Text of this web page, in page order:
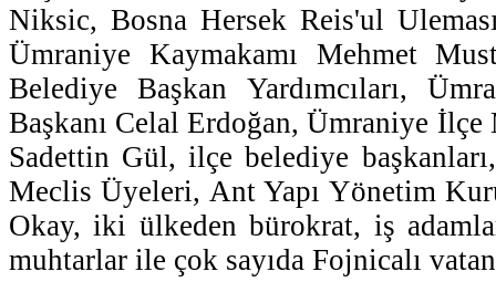
Niksic, Bosna Hersek Reis'ul
Ümraniye Kaymakamı Mehmet
Belediye Başkan Yardımcıları,
Başkanı Celal Erdoğan, Ümraniye
Sadettin Gül, ilçe belediye
Meclis Üyeleri, Ant Yapı Yönetim
Okay, iki ülkeden bürokrat, iş
muhtarlar ile çok sayıda Fojnicalı